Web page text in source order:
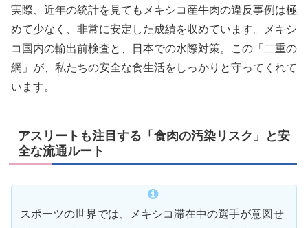
実際、近年の統計を見てもメキシコ産牛肉の違反事例は極
めて少なく、非常に安定した成績を収めています。メキシ
コ国内の輸出前検査と、日本での水際対策。この「二重の
網」が、私たちの安全な食生活をしっかりと守ってくれて
います。
アスリートも注目する「食肉の汚染リスク」と安
全な流通ルート
スポーツの世界では、メキシコ滞在中の選手が意図せ